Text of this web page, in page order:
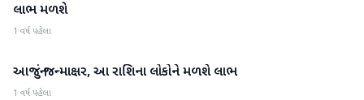
લાભ મળશે
1 વર્ષ પહેલા
એસ્ટ્રોલોજી
આજનું જન્માક્ષર, આ રાશિના લોકોને મળશે લાભ
1 વર્ષ પહેલા